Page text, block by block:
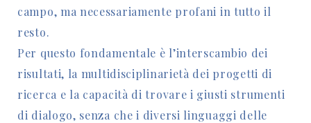
campo, ma necessariamente profani in tutto il
resto.
Per questo fondamentale è l’interscambio dei
risultati, la multidisciplinarietà dei progetti di
ricerca e la capacità di trovare i giusti strumenti
di dialogo, senza che i diversi linguaggi delle